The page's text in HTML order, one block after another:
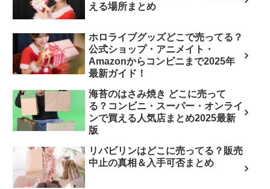
える場所まとめ
ホロライブグッズどこで売ってる？
公式ショップ・アニメイト・
Amazonからコンビニまで2025年
最新ガイド！
海苔のはさみ焼き どこに売って
る？コンビニ・スーパー・オンライ
ンで買える人気店まとめ2025最新
版
リバビリンはどこに売ってる？販売
中止の真相＆入手可否まとめ